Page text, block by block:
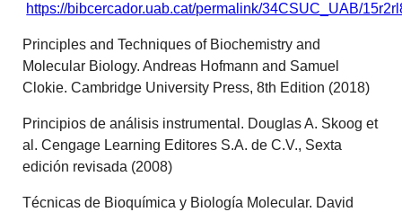
https://bibcercador.uab.cat/permalink/34CSUC_UAB/
Principles and Techniques of Biochemistry and
Molecular Biology. Andreas Hofmann and Samuel
Clokie. Cambridge University Press, 8th Edition (2018)
Principios de análisis instrumental. Douglas A. Skoog et
al. Cengage Learning Editores S.A. de C.V., Sexta
edición revisada (2008)
Técnicas de Bioquímica y Biología Molecular. David